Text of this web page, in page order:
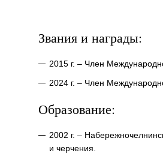
Звания и награды:
2015 г. – Член
2024 г. – Член
Образование:
2002 г. –
и черчения.